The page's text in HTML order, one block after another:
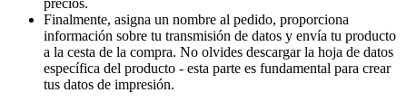
Finalmente, asigna un nombre al pedido, proporciona
información sobre tu transmisión de datos y envía tu producto
a la cesta de la compra. No olvides descargar la hoja de datos
específica del producto - esta parte es fundamental para crear
tus datos de impresión.